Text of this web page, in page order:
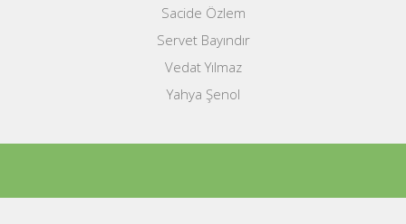
Sacide Özlem
Servet Bayındır
Vedat Yılmaz
Yahya Şenol